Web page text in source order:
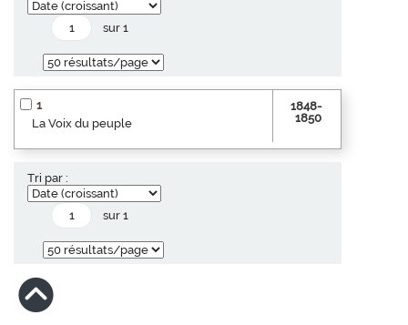
sur 1
1
La Voix du peuple
1848-
1850
Tri par :
sur 1